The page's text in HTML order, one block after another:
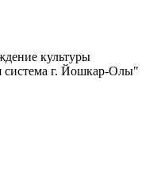
культуры
система г. Йошкар-Олы"